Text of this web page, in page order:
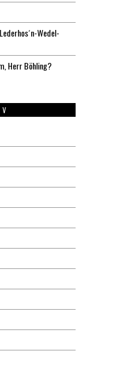
Wedel-
Herr Böhling?